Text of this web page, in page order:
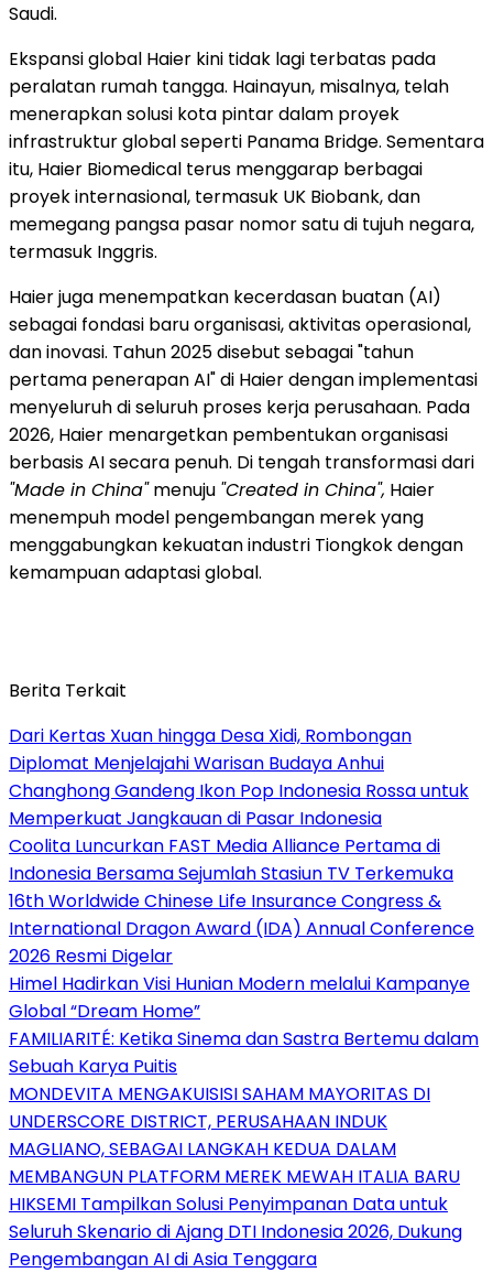
Saudi.
Ekspansi global Haier kini tidak lagi terbatas pada
peralatan rumah tangga. Hainayun, misalnya, telah
menerapkan solusi kota pintar dalam proyek
infrastruktur global seperti Panama Bridge. Sementara
itu, Haier Biomedical terus menggarap berbagai
proyek internasional, termasuk UK Biobank, dan
memegang pangsa pasar nomor satu di tujuh negara,
termasuk Inggris.
Haier juga menempatkan kecerdasan buatan (AI)
sebagai fondasi baru organisasi, aktivitas operasional,
dan inovasi. Tahun 2025 disebut sebagai "tahun
pertama penerapan AI" di Haier dengan implementasi
menyeluruh di seluruh proses kerja perusahaan. Pada
2026, Haier menargetkan pembentukan organisasi
berbasis AI secara penuh. Di tengah transformasi dari
"Made in China"menuju "Created in China", Haier
menempuh model pengembangan merek yang
menggabungkan kekuatan industri Tiongkok dengan
kemampuan adaptasi global.
Berita Terkait
Dari Kertas Xuan hingga Desa Xidi, Rombongan
Diplomat Menjelajahi Warisan Budaya Anhui
Changhong Gandeng Ikon Pop Indonesia Rossa untuk
Memperkuat Jangkauan di Pasar Indonesia
Coolita Luncurkan FAST Media Alliance Pertama di
Indonesia Bersama Sejumlah Stasiun TV Terkemuka
16th Worldwide Chinese Life Insurance Congress &
International Dragon Award (IDA) Annual Conference
2026 Resmi Digelar
Himel Hadirkan Visi Hunian Modern melalui Kampanye
Global “Dream Home”
FAMILIARITÉ: Ketika Sinema dan Sastra Bertemu dalam
Sebuah Karya Puitis
MONDEVITA MENGAKUISISI SAHAM MAYORITAS DI
UNDERSCORE DISTRICT, PERUSAHAAN INDUK
MAGLIANO, SEBAGAI LANGKAH KEDUA DALAM
MEMBANGUN PLATFORM MEREK MEWAH ITALIA BARU
HIKSEMI Tampilkan Solusi Penyimpanan Data untuk
Seluruh Skenario di Ajang DTI Indonesia 2026, Dukung
Pengembangan AI di Asia Tenggara